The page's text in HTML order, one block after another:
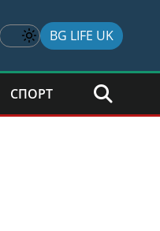
BG LIFE UK
СПОРТ